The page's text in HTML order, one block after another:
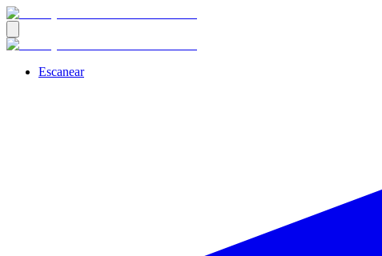
Escanear